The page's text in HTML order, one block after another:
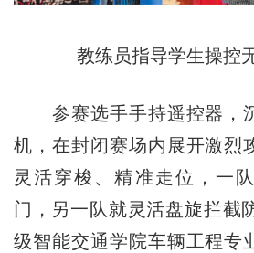
教练员指导学生操控
参赛选手手持遥控器，
机，在封闭赛场内展开激烈
灵活穿梭、精准走位，一
门，另一队就灵活盘旋拦截
级智能交通学院车辆工程专